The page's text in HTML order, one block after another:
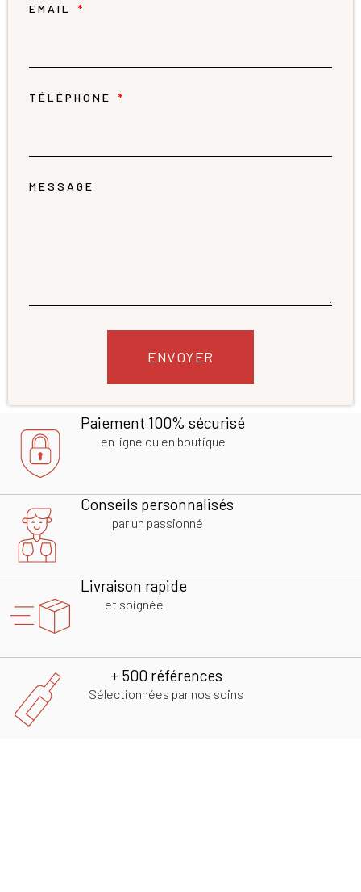
EMAIL
TÉLÉPHONE
MESSAGE
ENVOYER
Paiement 100% sécurisé
en ligne ou en boutique
Conseils personnalisés
par un passionné
Livraison rapide
et soignée
+ 500 références
Sélectionnées par nos soins